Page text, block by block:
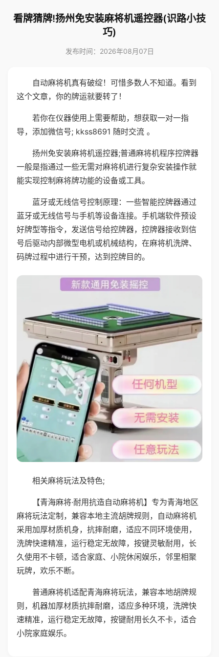
看牌猜牌!扬州免安装麻将机遥控器(识路小技
巧)
发布时间：2026年08月07日
自动麻将机真有破绽！可惜多数人不知道。看到
这个文章，你的牌运就要转了！
若你在仪器使用上需要帮助，想获取一对一指
导，添加微信号; kkss8691 随时交流 。
扬州免安装麻将机遥控器;普通麻将机程序控牌器
一般是指通过一些无需对麻将机进行复杂安装操作就
能实现控制麻将牌功能的设备或工具。
蓝牙或无线信号控制原理：一些智能控牌器通过
蓝牙或无线信号与手机等设备连接。手机端软件预设
好牌型等指令，发送信号给控牌器，控牌器接收到信
号后驱动内部微型电机或机械结构，在麻将机洗牌、
码牌过程中进行干预，达到控牌目的。
相关麻将玩法及特色;
【青海麻将·耐用抗造自动麻将机】专为青海地区
麻将玩法定制，兼容本地主流胡牌规则，自动麻将机
采用加厚材质机身，抗摔耐磨，适应不同环境使用，
洗牌快速精准，运行稳定无故障，按键灵敏耐用，长
久使用不卡顿，适合家庭、小院休闲娱乐，邻里相聚
玩牌，欢乐不断。
普通麻将机适配青海麻将玩法，兼容本地胡牌规
则，机器加厚材质抗摔耐磨，适应多种环境，洗牌快
速精准，运行稳定无故障，按键耐用长久不卡，适合
小院家庭娱乐。